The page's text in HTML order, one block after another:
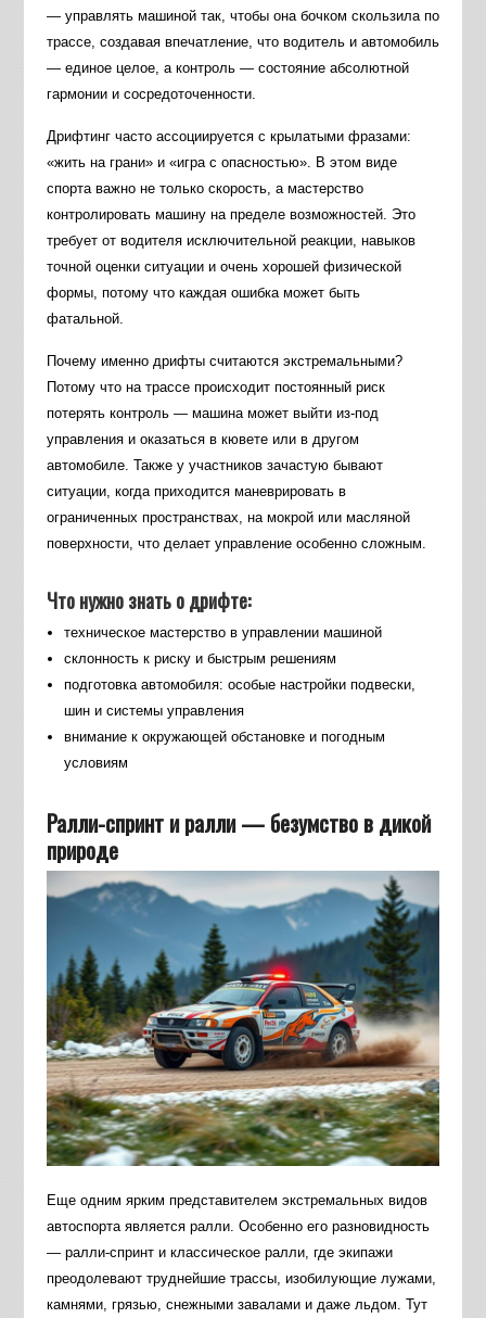
— управлять машиной так, чтобы она бочком скользила по
трассе, создавая впечатление, что водитель и автомобиль
— единое целое, а контроль — состояние абсолютной
гармонии и сосредоточенности.
Дрифтинг часто ассоциируется с крылатыми фразами:
«жить на грани» и «игра с опасностью». В этом виде
спорта важно не только скорость, а мастерство
контролировать машину на пределе возможностей. Это
требует от водителя исключительной реакции, навыков
точной оценки ситуации и очень хорошей физической
формы, потому что каждая ошибка может быть
фатальной.
Почему именно дрифты считаются экстремальными?
Потому что на трассе происходит постоянный риск
потерять контроль — машина может выйти из-под
управления и оказаться в кювете или в другом
автомобиле. Также у участников зачастую бывают
ситуации, когда приходится маневрировать в
ограниченных пространствах, на мокрой или масляной
поверхности, что делает управление особенно сложным.
Что нужно знать о дрифте:
техническое мастерство в управлении машиной
склонность к риску и быстрым решениям
подготовка автомобиля: особые настройки подвески,
шин и системы управления
внимание к окружающей обстановке и погодным
условиям
Ралли-спринт и ралли — безумство в дикой
природе
Еще одним ярким представителем экстремальных видов
автоспорта является ралли. Особенно его разновидность
— ралли-спринт и классическое ралли, где экипажи
преодолевают труднейшие трассы, изобилующие лужами,
камнями, грязью, снежными завалами и даже льдом. Тут